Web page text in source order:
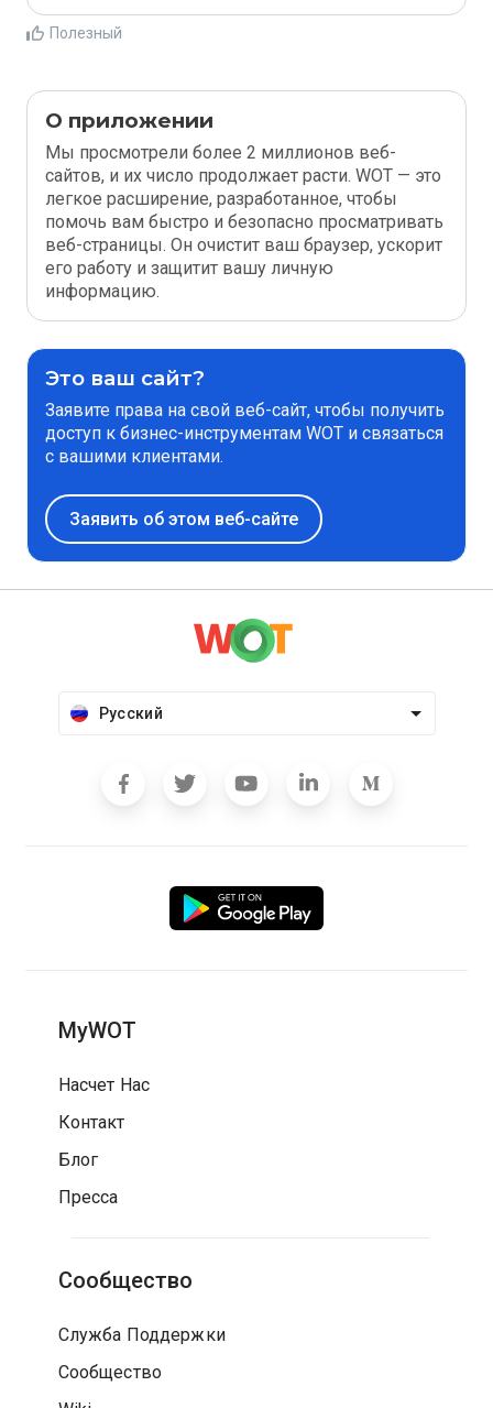
Полезный
О приложении
Мы просмотрели более 2 миллионов веб-
сайтов, и их число продолжает расти. WOT — это
легкое расширение, разработанное, чтобы
помочь вам быстро и безопасно просматривать
веб-страницы. Он очистит ваш браузер, ускорит
его работу и защитит вашу личную
информацию.
Это ваш сайт?
Заявите права на свой веб-сайт, чтобы получить
доступ к бизнес-инструментам WOT и связаться
с вашими клиентами.
Заявить об этом веб-сайте
Русский
MyWOT
Насчет Нас
Контакт
Блог
Пресса
Сообщество
Служба Поддержки
Сообщество